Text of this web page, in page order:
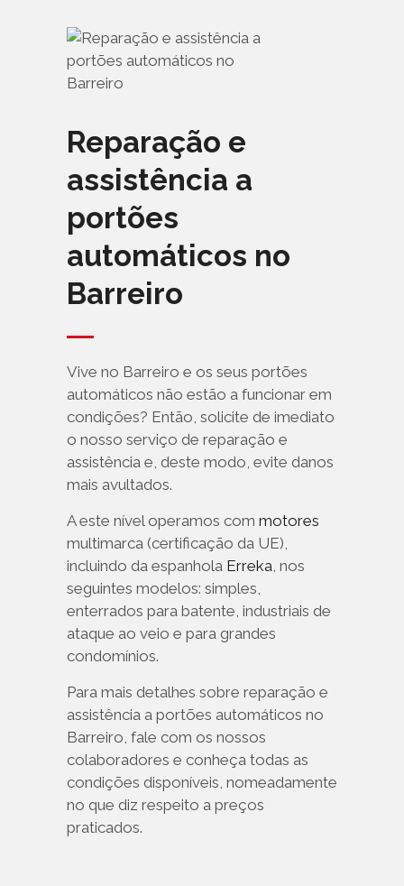
Reparação e
assistência a
portões
automáticos no
Barreiro
Vive no Barreiro e os seus portões
automáticos não estão a funcionar em
condições? Então, solicite de imediato
o nosso serviço de reparação e
assistência e, deste modo, evite danos
mais avultados.
A este nível operamos com motores
multimarca (certificação da UE),
incluindo da espanhola Erreka, nos
seguintes modelos: simples,
enterrados para batente, industriais de
ataque ao veio e para grandes
condomínios.
Para mais detalhes sobre reparação e
assistência a portões automáticos no
Barreiro, fale com os nossos
colaboradores e conheça todas as
condições disponíveis, nomeadamente
no que diz respeito a preços
praticados.